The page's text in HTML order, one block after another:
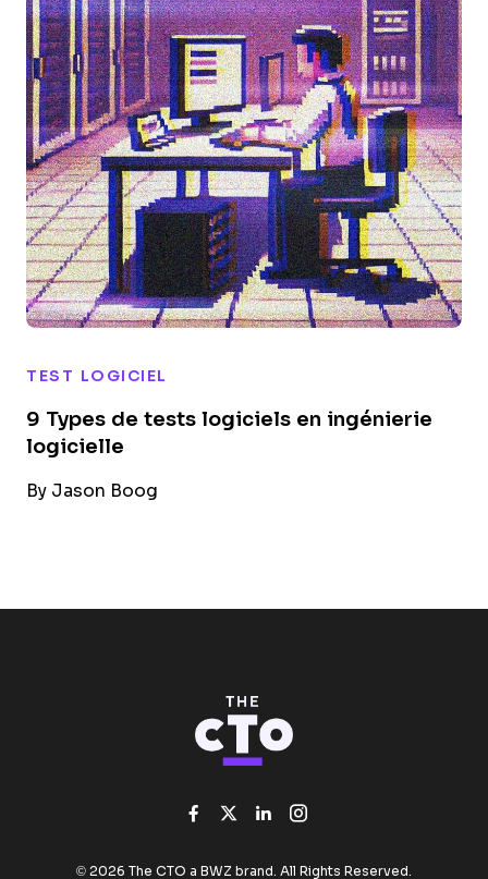
TEST LOGICIEL
9 Types de tests logiciels en ingénierie
logicielle
By Jason Boog
Like us on Facebook
Follow us on Twitter
Add us on
Follow us on
© 2026 The CTO a BWZ Opens new window
brand. All Rights Reserved.